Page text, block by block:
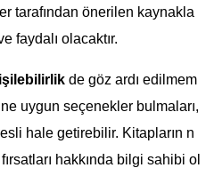
tarafından önerilen kaynakla
faydalı olacaktır.
de göz ardı edilmem
uygun seçenekler bulmaları,
hale getirebilir. Kitapların n
hakkında bilgi sahibi ol